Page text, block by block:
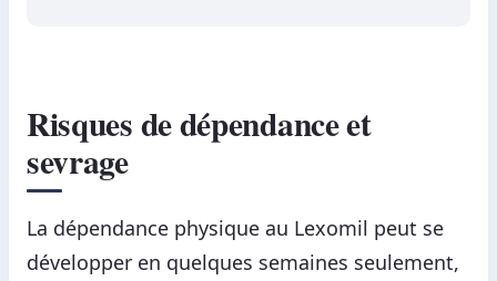
Risques de dépendance et
sevrage
La dépendance physique au Lexomil peut se
développer en quelques semaines seulement,